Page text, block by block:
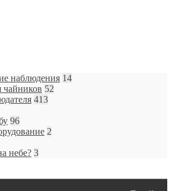
наблюдения 14
чайников 52
413
96
2
небе? 3